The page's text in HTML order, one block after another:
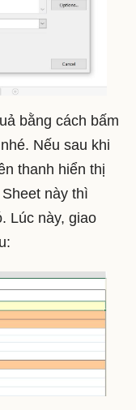
bằng cách bấm
Nếu sau khi
thanh hiển thị
này thì
Lúc này, giao